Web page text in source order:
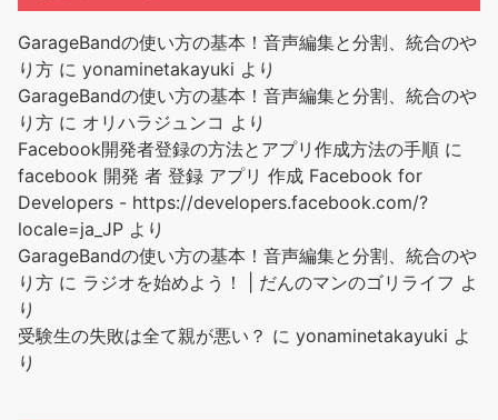
GarageBandの使い方の基本！音声編集と分割、統合のや
り方 に yonaminetakayuki より
GarageBandの使い方の基本！音声編集と分割、統合のや
り方 に オリハラジュンコ より
Facebook開発者登録の方法とアプリ作成方法の手順 に
facebook 開発 者 登録 アプリ 作成 Facebook for
Developers - https://developers.facebook.com/?
locale=ja_JP より
GarageBandの使い方の基本！音声編集と分割、統合のや
り方 に ラジオを始めよう！ | だんのマンのゴリライフ よ
り
受験生の失敗は全て親が悪い？ に yonaminetakayuki よ
り